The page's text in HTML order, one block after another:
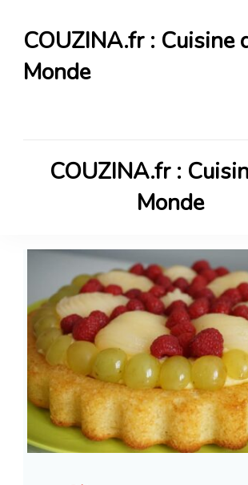
COUZINA.fr : Cuisine
Monde
COUZINA.fr :
Monde